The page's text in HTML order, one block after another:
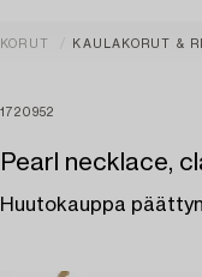
KORUT KAULAKORUT &
1720952
Pearl necklace,
Huutokauppa